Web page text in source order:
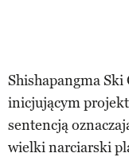
Shishapangma
inicjującym projekt
sentencją
wielki narciarski